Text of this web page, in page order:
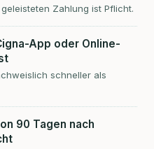
Zahlung ist Pflicht.
App oder Online-
schneller als
90 Tagen nach